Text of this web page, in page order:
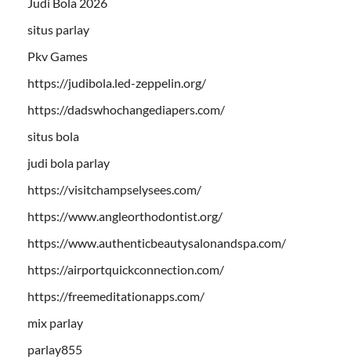
situs parlay
Pkv Games
https://judibola.led-zeppelin.org/
https://dadswhochangediapers.com/
situs bola
judi bola parlay
https://visitchampselysees.com/
https://www.angleorthodontist.org/
https://www.authenticbeautysalonandspa.com/
https://airportquickconnection.com/
https://freemeditationapps.com/
mix parlay
parlay855